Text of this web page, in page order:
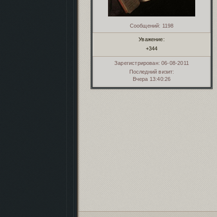
Сообщений: 1198
Уважение:
+344
Зарегистрирован: 06-08-2011
Последний визит:
Вчера 13:40:26